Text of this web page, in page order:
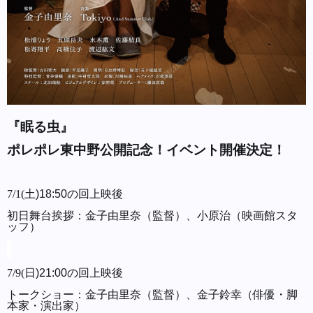
『眠る虫』
ポレポレ東中野公開記念！イベント開催決定！
7/1(土)18:50の回上映後
初日舞台挨拶：金子由里奈（監督）、小原治（映画館スタ
ッフ）
7/9(日 )21:00の回上映後
トークショー：金子由里奈（監督）、金子鈴幸（俳優・脚
本家・演出家）